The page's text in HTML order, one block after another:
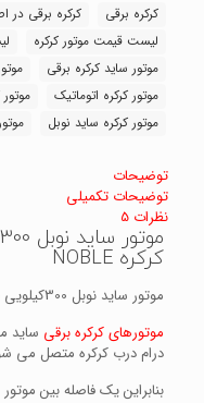
کرکره برقی
کرکره برقی در
لیست قیمت موتور کرکره
موتور ساید کرکره برقی
موتور کرکره اتوماتیک
موتور کرکره ساید نوبل
توضیحات
توضیحات تکمیلی
نظرات 5
کرکره NOBLE
موتور ساید نوبل 300کیلویی بدون UPS، موتور کرکره NOBLE
موتورهای کرکره برقی ساید
درام درب کرکره متصل می
بنابراین یک فاصله بین